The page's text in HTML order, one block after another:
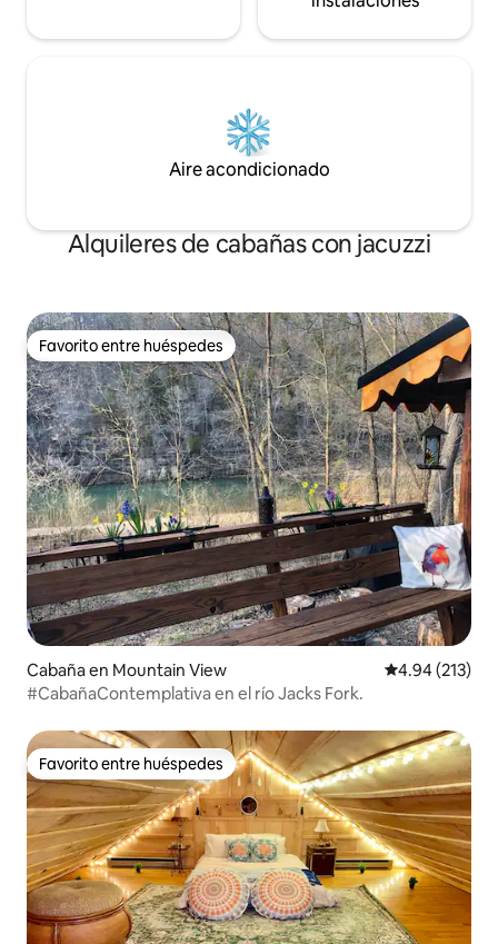
Aire acondicionado
Alquileres de cabañas con jacuzzi
Favorito entre huéspedes
Favorito entre huéspedes
Cabaña en Mountain View Calificación
4.94 (213)
#CabañaContemplativa en el río Jacks Fork.
Favorito entre huéspedes
Favorito entre huéspedes